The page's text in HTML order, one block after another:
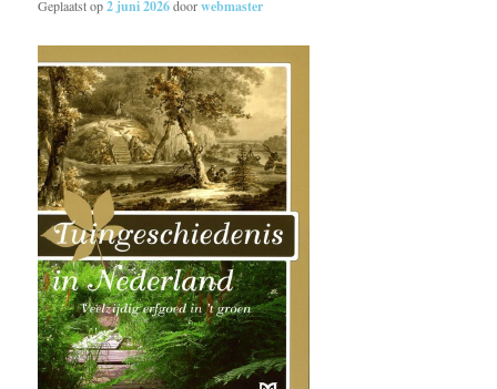
Geplaatst op2 juni 2026doorwebmaster